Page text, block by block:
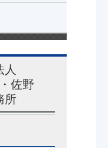
人
佐野
所